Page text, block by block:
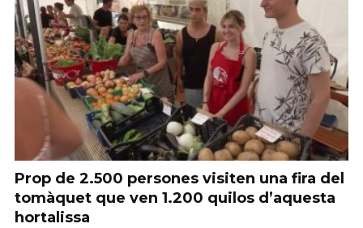
Prop de 2.500 persones visiten una fira del
tomàquet que ven 1.200 quilos d’aquesta
hortalissa